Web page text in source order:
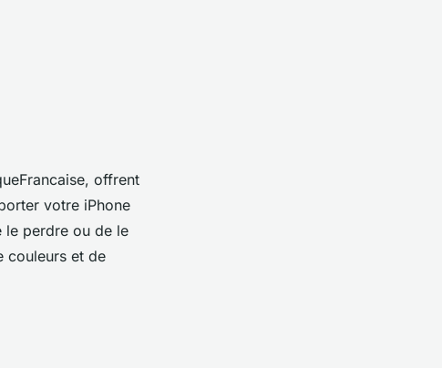
offrent
votre iPhone
le perdre ou de le
couleurs et de